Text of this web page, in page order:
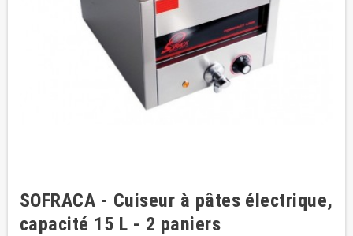
SOFRACA - Cuiseur à pâtes électrique,
capacité 15 L - 2 paniers